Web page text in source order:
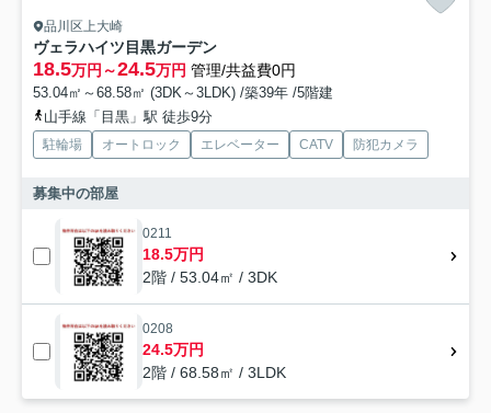
品川区上大崎
ヴェラハイツ目黒ガーデン
18.5万円～24.5万円 管理/共益費0円
53.04㎡～68.58㎡ (3DK～3LDK) /築39年 /5階建
山手線「目黒」駅 徒歩9分
駐輪場 オートロック エレベーター CATV 防犯カメラ
募集中の部屋
0211
18.5万円
2階 / 53.04㎡ / 3DK
0208
24.5万円
2階 / 68.58㎡ / 3LDK